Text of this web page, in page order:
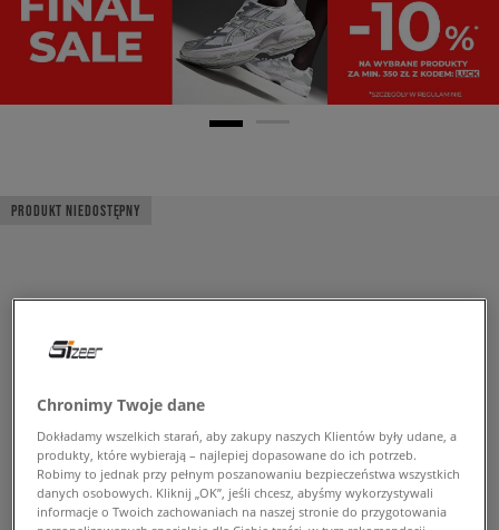
PRODUKT NIEDOSTĘPNY
Chronimy Twoje dane
Dokładamy wszelkich starań, aby zakupy naszych Klientów były udane, a
produkty, które wybierają – najlepiej dopasowane do ich potrzeb.
Robimy to jednak przy pełnym poszanowaniu bezpieczeństwa wszystkich
danych osobowych. Kliknij „OK”, jeśli chcesz, abyśmy wykorzystywali
informacje o Twoich zachowaniach na naszej stronie do przygotowania